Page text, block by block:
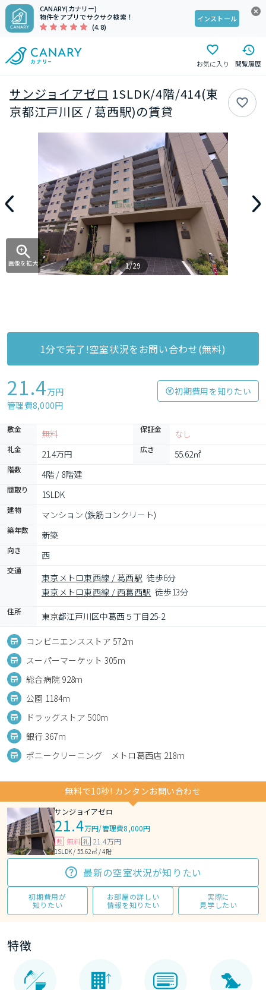
CANARY(カナリー)
物件をアプリでサクサク検索！
(4.8)
インストール
お気に入り 閲覧履歴
サンジョイアゼロ 1SLDK/4階/414(東
京都江戸川区 / 葛西駅)の賃貸
画像を拡大 1/29
1分で完了!空室状況をお問い合わせ(無料)
21.4万円
管理費8,000円
初期費用を知りたい
敷金 無料 保証金 なし
礼金 21.4万円 広さ 55.62㎡
階数 4階 / 8階建
間取り 1SLDK
建物 マンション (鉄筋コンクリート)
築年数 新築
向き 西
交通
東京メトロ東西線 / 葛西駅 徒歩6分
東京メトロ東西線 / 西葛西駅 徒歩13分
住所 東京都江戸川区中葛西５丁目25-2
コンビニエンスストア 572m
スーパーマーケット 305m
総合病院 928m
公園 1184m
ドラッグストア 500m
銀行 367m
ポニークリーニング メトロ葛西店 218m
無料で10秒! カンタンお問い合わせ
サンジョイアゼロ
21.4万円/管理費8,000円
敷 無料 礼 21.4万円
1SLDK / 55.62㎡ / 4階
最新の空室状況が知りたい
初期費用が
知りたい
お部屋の詳しい
情報を知りたい
実際に
見学したい
特徴